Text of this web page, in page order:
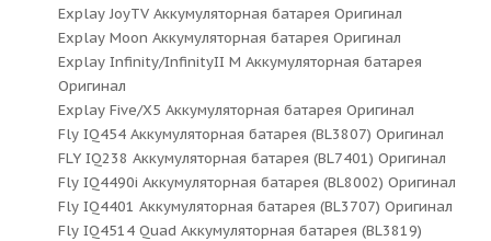
Explay JoyTV Аккумуляторная батарея Оригинал
Explay Moon Аккумуляторная батарея Оригинал
Explay Infinity/InfinityII M Аккумуляторная батарея
Оригинал
Explay Five/X5 Аккумуляторная батарея Оригинал
Fly IQ454 Аккумуляторная батарея (BL3807) Оригинал
FLY IQ238 Аккумуляторная батарея (BL7401) Оригинал
Fly IQ4490i Аккумуляторная батарея (BL8002) Оригинал
Fly IQ4401 Аккумуляторная батарея (BL3707) Оригинал
Fly IQ4514 Quad Аккумуляторная батарея (BL3819)